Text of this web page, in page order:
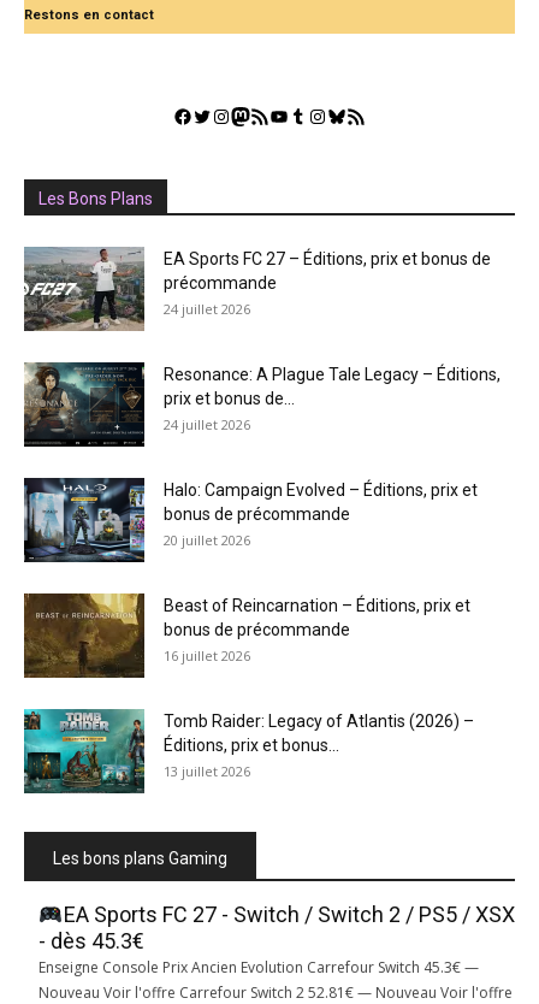
Restons en contact
Facebook
Twitter
Instagram
Mastodon
Flux RSSYouTube
Tumblr
Instagram
Bluesky
GestGame
Les Bons Plans
EA Sports FC 27 – Éditions, prix et bonus de
précommande
24 juillet 2026
Resonance: A Plague Tale Legacy – Éditions,
prix et bonus de...
24 juillet 2026
Halo: Campaign Evolved – Éditions, prix et
bonus de précommande
20 juillet 2026
Beast of Reincarnation – Éditions, prix et
bonus de précommande
16 juillet 2026
Tomb Raider: Legacy of Atlantis (2026) –
Éditions, prix et bonus...
13 juillet 2026
Les bons plans Gaming
EA Sports FC 27 - Switch / Switch 2 / PS5 / XSX
- dès 45.3€
Enseigne Console Prix Ancien Evolution Carrefour Switch 45.3€ —
Nouveau Voir l'offre Carrefour Switch 2 52.81€ — Nouveau Voir l'offre